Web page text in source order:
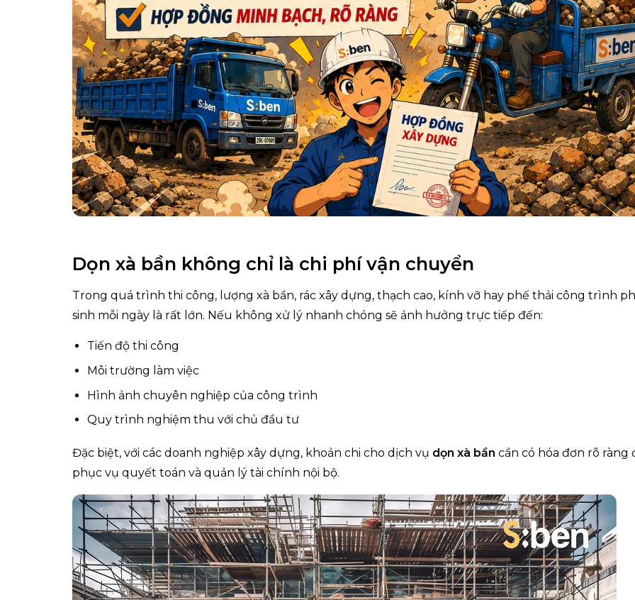
Dọn xà bần không chỉ là chi phí vận chuyển
Trong quá trình thi công, lượng xà bần, rác xây dựng, thạch cao, kính vỡ hay phế thải công trình
sinh mỗi ngày là rất lớn. Nếu không xử lý nhanh chóng sẽ ảnh hưởng trực tiếp đến:
Tiến độ thi công
Môi trường làm việc
Hình ảnh chuyên nghiệp của công trình
Quy trình nghiệm thu với chủ đầu tư
Đặc biệt, với các doanh nghiệp xây dựng, khoản chi cho dịch vụ dọn xà bần cần có hóa đơn rõ ràng
phục vụ quyết toán và quản lý tài chính nội bộ.